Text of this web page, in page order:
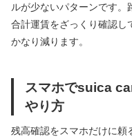
ルが少ないパターンです
合計運賃をざっくり確認し
かなり減ります。
スマホでsuica
やり方
残高確認をスマホだけに頼